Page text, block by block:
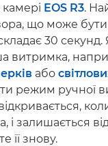
EOS R3.
що може
30
витримка,
або
режим ручної
і залишається
її знову.